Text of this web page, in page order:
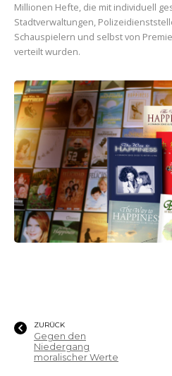
Millionen Hefte, die mit individuell
Stadtverwaltungen,
Schauspielern und selbst von
verteilt wurden.
ZURÜCK
Gegen den
Niedergang
moralischer Werte